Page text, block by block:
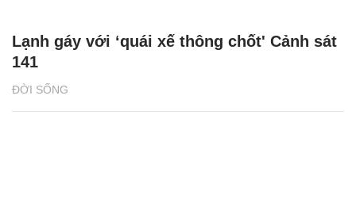
ĐỜI SỐNG
Lạnh gáy với ‘quái xế thông chốt' Cảnh sát
141